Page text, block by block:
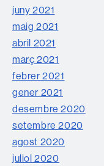
juny 2021
maig 2021
abril 2021
març 2021
febrer 2021
gener 2021
desembre 2020
setembre 2020
agost 2020
juliol 2020